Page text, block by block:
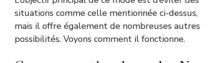
situations comme celle mentionnée ci-dessus,
mais il offre également de nombreuses autres
possibilités. Voyons comment il fonctionne.